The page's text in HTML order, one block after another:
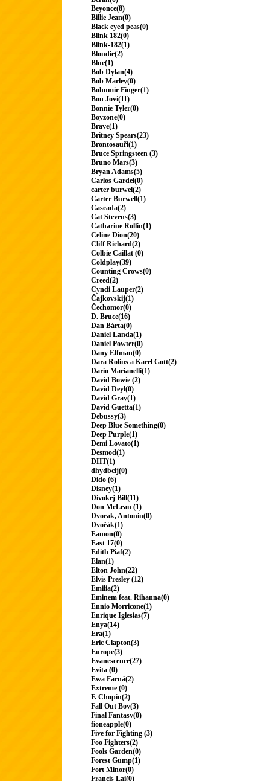
Beyonce(8)
Billie Jean(0)
Black eyed peas(0)
Blink 182(0)
Blink-182(1)
Blondie(2)
Blue(1)
Bob Dylan(4)
Bob Marley(0)
Bohumir Finger(1)
Bon Jovi(11)
Bonnie Tyler(0)
Boyzone(0)
Brave(1)
Britney Spears(23)
Brontosauři(1)
Bruce Springsteen (3)
Bruno Mars(3)
Bryan Adams(5)
Carlos Gardel(0)
carter burwel(2)
Carter Burwell(1)
Cascada(2)
Cat Stevens(3)
Catharine Rollin(1)
Celine Dion(20)
Cliff Richard(2)
Colbie Caillat (0)
Coldplay(39)
Counting Crows(0)
Creed(2)
Cyndi Lauper(2)
Čajkovskij(1)
Čechomor(0)
D. Bruce(16)
Dan Bárta(0)
Daniel Landa(1)
Daniel Powter(0)
Dany Elfman(0)
Dara Rolins a Karel Gott(2)
Dario Marianelli(1)
David Bowie (2)
David Deyl(0)
David Gray(1)
David Guetta(1)
Debussy(3)
Deep Blue Something(0)
Deep Purple(1)
Demi Lovato(1)
Desmod(1)
DHT(1)
dhydbclj(0)
Dido (6)
Disney(1)
Divokej Bill(11)
Don McLean (1)
Dvorak, Antonin(0)
Dvořák(1)
Eamon(0)
East 17(0)
Edith Piaf(2)
Elan(1)
Elton John(22)
Elvis Presley (12)
Emilia(2)
Eminem feat. Rihanna(0)
Ennio Morricone(1)
Enrique Iglesias(7)
Enya(14)
Era(1)
Eric Clapton(3)
Europe(3)
Evanescence(27)
Evita (0)
Ewa Farná(2)
Extreme (0)
F. Chopin(2)
Fall Out Boy(3)
Final Fantasy(0)
fioneapple(0)
Five for Fighting (3)
Foo Fighters(2)
Fools Garden(0)
Forest Gump(1)
Fort Minor(0)
Francis Lai(0)